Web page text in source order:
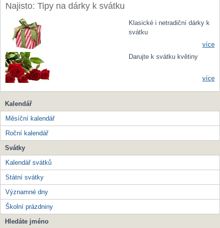
Najisto: Tipy na dárky k svátku
Klasické i netradiční dárky k
svátku
více
Darujte k svátku květiny
více
Kalendář
Měsíční kalendář
Roční kalendář
Svátky
Kalendář svátků
Státní svátky
Významné dny
Školní prázdniny
Hledáte jméno